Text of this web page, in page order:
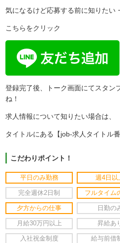
気になるけど応募する前に知りたい
こちらをクリック
登録完了後、トーク画面にてスタン
ね！
求人情報について知りたい場合は、
タイトルにある【job-求人タイトル
こだわりポイント！
平日のみ勤務 週4日以
完全週休2日制 フルタイム
夕方からの仕事 日勤の
月給30万円以上 昇給あ
入社祝金制度 給与前借